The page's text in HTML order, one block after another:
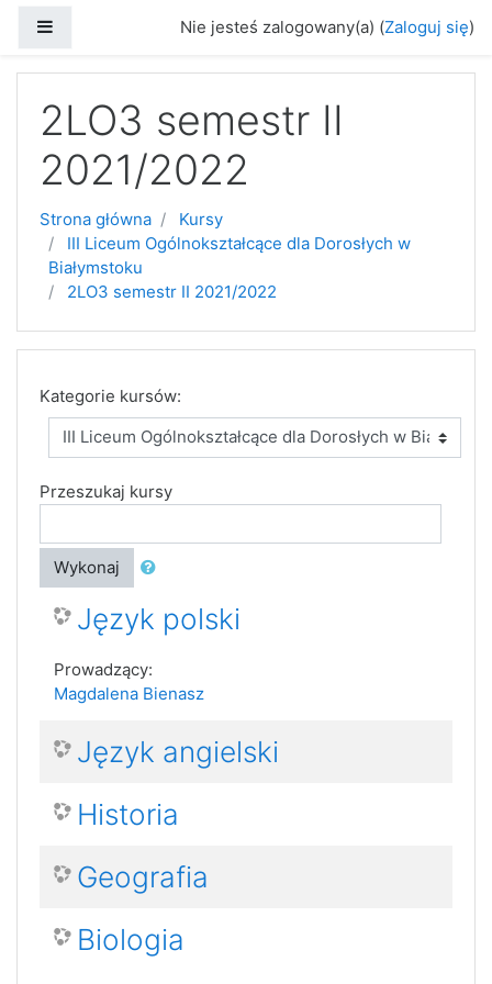
Nie jesteś zalogowany(a) (Zaloguj się)
2LO3 semestr II
2021/2022
Strona główna
Kursy
III Liceum Ogólnokształcące dla Dorosłych w
Białymstoku
2LO3 semestr II 2021/2022
Kategorie kursów:
Przeszukaj kursy
Wykonaj
Język polski
Prowadzący:
Magdalena Bienasz
Język angielski
Historia
Geografia
Biologia